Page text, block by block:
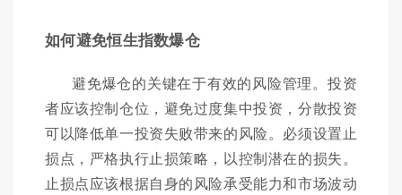
如何避免恒生指数爆仓
避免爆仓的关键在于有效的风险管理。投资
者应该控制仓位，避免过度集中投资，分散投资
可以降低单一投资失败带来的风险。必须设置止
损点，严格执行止损策略，以控制潜在的损失。
止损点应该根据自身的风险承受能力和市场波动